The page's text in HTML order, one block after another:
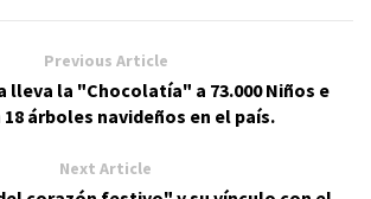
Previous Article
lleva la "Chocolatía" a 73.000 Niños e
árboles navideños en el país.
Next Article